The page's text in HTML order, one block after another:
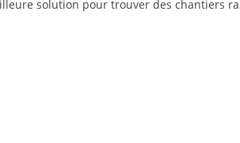
solution pour trouver des chantiers